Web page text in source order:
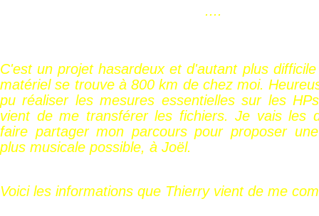
....
C'est un projet hasardeux et d'autant plus
matériel se trouve à 800 km de chez moi.
pu réaliser les mesures essentielles sur les
vient de me transférer les fichiers. Je vais les
faire partager mon parcours pour proposer
plus musicale possible, à Joël.
Voici les informations que Thierry vient de me